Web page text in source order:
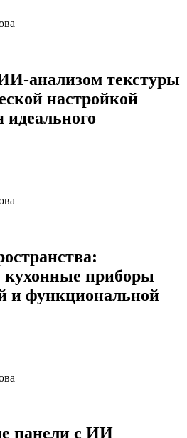
анализом текстуры
настройкой
идеального
приборы
и функциональной
панели с ИИ